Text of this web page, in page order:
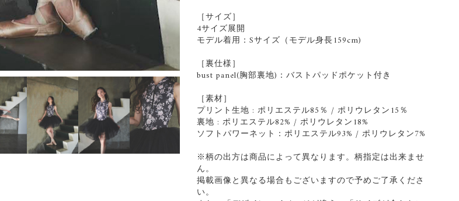
［サイズ］
4サイズ展開
モデル着用：Sサイズ（モデル身長159cm)
［裏仕様］
bust panel(胸部裏地)：バストパッドポケット付き
［素材］
プリント生地 : ポリエステル85％ / ポリウレタン15％
裏地 : ポリエステル82% / ポリウレタン18%
ソフトパワーネット：ポリエステル93% / ポリウレタン7%
※柄の出方は商品によって異なります。柄指定は出来ませ
ん。
掲載画像と異なる場合もございますので予めご了承くださ
い。